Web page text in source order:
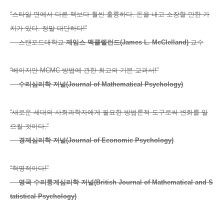
“스타일 면에서 다른 책보다 훨씬 훌륭하다. 돈을 내고 소장할 만한 가
치가 있다. 정말 대단하다!”
— 스탠포드대학교제임스 맥클렐런드(James L. McClelland)교수
“베이지안 MCMC 방법에 관한 최고의 기본 교과서!”
—수리심리학 저널(Journal of Mathematical Psychology)
“새로운 세대의 사회과학자에게 필요한 방법론적 도구로써 변화를 일
으킬 것이다.”
—경제심리학 저널(Journal of Economic Psychology)
“혁명적이다!”
—영국 수리통계심리학 저널(British Journal of Mathematical and S
tatistical Psychology)